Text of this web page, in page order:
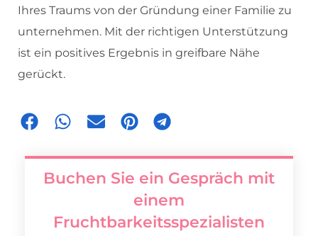
Ihres Traums von der Gründung einer Familie zu
unternehmen. Mit der richtigen Unterstützung
ist ein positives Ergebnis in greifbare Nähe
gerückt.
Buchen Sie ein Gespräch mit
einem
Fruchtbarkeitsspezialisten